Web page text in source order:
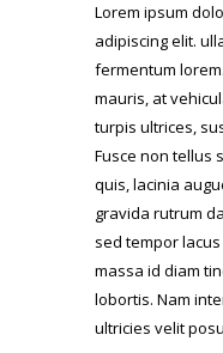
Lorem ipsum
adipiscing elit.
fermentum
mauris, at
turpis ultrices,
Fusce non tellus
quis, lacinia
gravida rutrum
sed tempor
massa id diam
lobortis. Nam
ultricies velit